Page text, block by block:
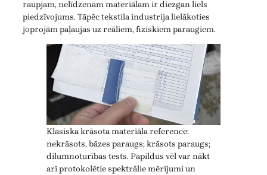
raupjam, nelīdzenam materiālam ir diezgan liels
piedzīvojums. Tāpēc tekstila industrija lielākoties
joprojām paļaujas uz reāliem, fiziskiem paraugiem.
Klasiska krāsota materiāla reference:
nekrāsots, bāzes paraugs; krāsots paraugs;
dilumnoturības tests. Papildus vēl var nākt
arī protokolētie spektrālie mērījumi un